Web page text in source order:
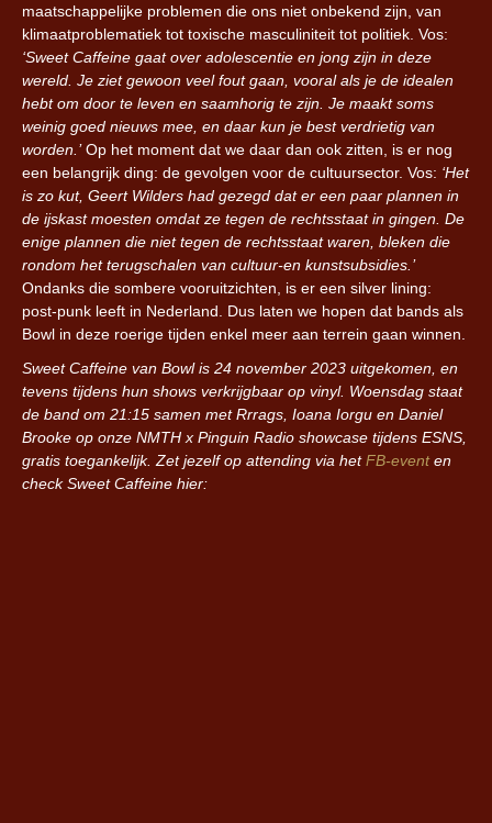
maatschappelijke problemen die ons niet onbekend zijn, van
klimaatproblematiek tot toxische masculiniteit tot politiek. Vos:
‘Sweet Caffeine gaat over adolescentie en jong zijn in deze
wereld. Je ziet gewoon veel fout gaan, vooral als je de idealen
hebt om door te leven en saamhorig te zijn. Je maakt soms
weinig goed nieuws mee, en daar kun je best verdrietig van
worden.’Op het moment dat we daar dan ook zitten, is er nog
een belangrijk ding: de gevolgen voor de cultuursector. Vos: ‘Het
is zo kut, Geert Wilders had gezegd dat er een paar plannen in
de ijskast moesten omdat ze tegen de rechtsstaat in gingen. De
enige plannen die niet tegen de rechtsstaat waren, bleken die
rondom het terugschalen van cultuur-en kunstsubsidies.’
Ondanks die sombere vooruitzichten, is er een silver lining:
post-punk leeft in Nederland. Dus laten we hopen dat bands als
Bowl in deze roerige tijden enkel meer aan terrein gaan winnen.
Sweet Caffeine van Bowl is 24 november 2023 uitgekomen, en
tevens tijdens hun shows verkrijgbaar op vinyl. Woensdag staat
de band om 21:15 samen met Rrrags, Ioana Iorgu en Daniel
Brooke op onze NMTH x Pinguin Radio showcase tijdens ESNS,
gratis toegankelijk. Zet jezelf op attending via hetFB-eventen
check Sweet Caffeine hier: